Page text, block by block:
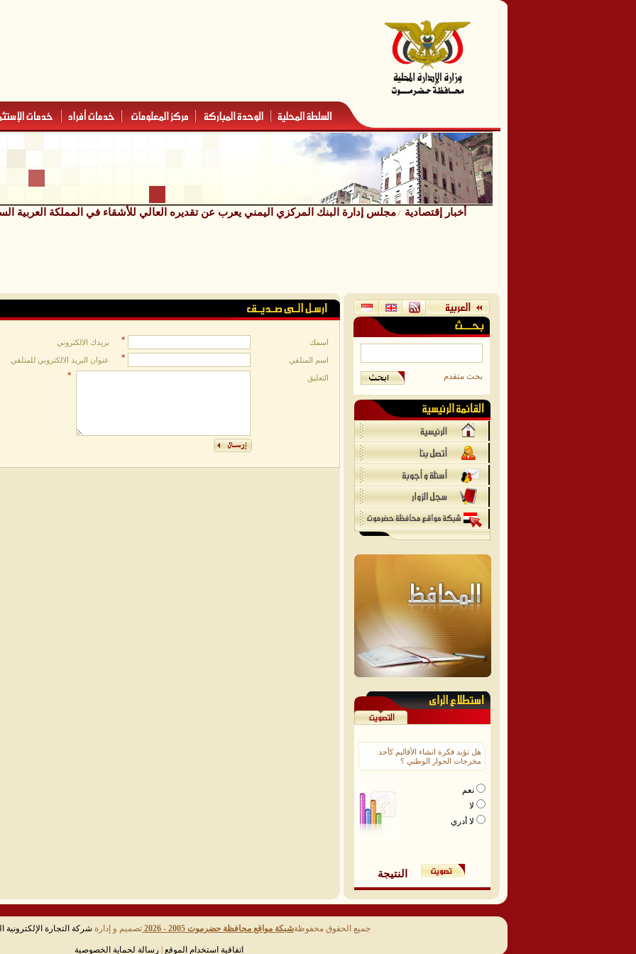
أخبار إقتصادية /مجلس إدارة البنك المركزي اليمني يعرب عن تقديره العالي للأشقاء في المملكة العربية
اسمك * بريدك الالكتروني
اسم المتلقي * عنوان البريد الالكتروني للمتلقي
التعليق * بحث متقدم
هل تؤيد فكرة انشاء الأقاليم كأحد
مخرجات الحوار الوطني ؟
نعم
لا
لا أدري
النتيجة
جميع الحقوق محفوظةشبكة مواقع محافظة حضرموت 2005 - 2026 تصميم و إدارة شركة التجارة الإلكترونية
اتفاقية استخدام الموقع رسالة لحماية الخصوصية